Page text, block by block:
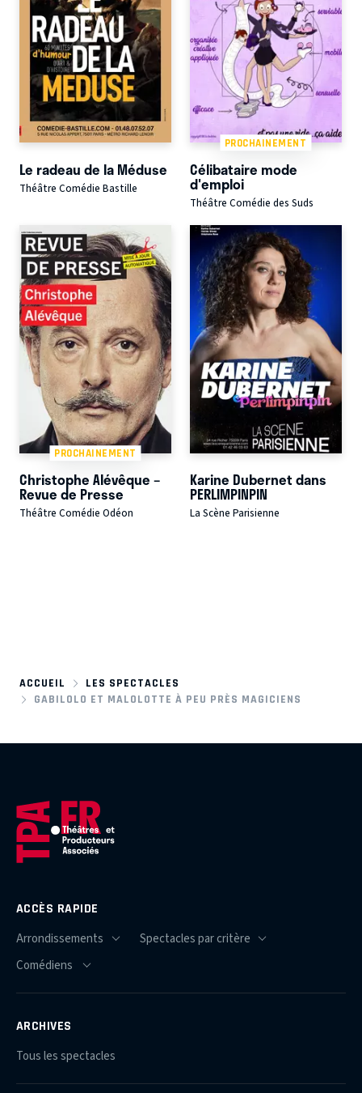
Le radeau de la Méduse
Théâtre Comédie Bastille
PROCHAINEMENT
Célibataire mode
d'emploi
Théâtre Comédie des Suds
PROCHAINEMENT
Christophe Alévêque –
Revue de Presse
Théâtre Comédie Odéon
Karine Dubernet dans
PERLIMPINPIN
La Scène Parisienne
ACCUEIL
LES SPECTACLES
GABILOLO ET MALOLOTTE À PEU PRÈS MAGICIENS
ACCÈS RAPIDE
ARCHIVES
Tous les spectacles